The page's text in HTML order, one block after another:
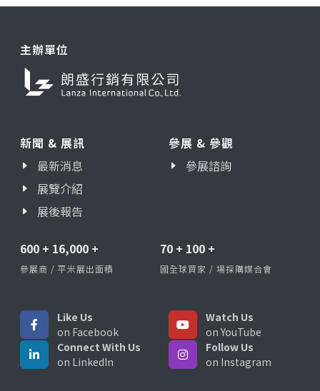
主辦單位
新聞 & 展訊
最新消息
展覽介紹
展後報告
參展 & 參觀
參展諮詢
600 + 16,000 +
參展商 / 平米展出面積
70 + 100 +
國全球買家 / 場採購媒合會
Like Us
on Facebook
Watch Us
on YouTube
Connect With Us
on LinkedIn
Follow Us
on Instagram